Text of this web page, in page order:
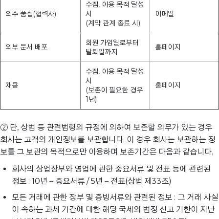
외주 품질(협력사)
수집, 이용 목적 달성
시
(계약 관계 종료 시)
이메일
외부 문서 배포
회원 가입일로부터
탈퇴일까지
홈페이지
채용
수집, 이용 목적 달성
시
(보존이 필요한 경우
1년)
홈페이지
② 단, 상법 등 관련법령의 규정에 의하여 보존할 의무가 있는 경우
회사는 고객의 개인정보를 보관합니다. 이 경우 회사는 보관하는 정
보를 그 보관의 목적으로만 이용하며 보존기간은 다음과 같습니다.
회사의 상업장부와 영업에 관한 중요서류 및 전표 등에 관련된
정보 : 10년 – 중요서류 / 5년 – 전표(상법 제33조)
모든 거래에 관한 장부 및 증빙서류와 관련된 정보 : 그 거래 사실
이 속하는 과세 기간에 대한 해당 국세의 법정 신고 기한이 지난